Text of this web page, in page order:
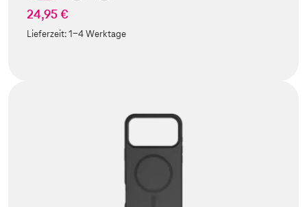
24,95 €
Lieferzeit:1-4 Werktage